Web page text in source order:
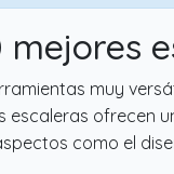
mejores
muy
ofrecen
como el